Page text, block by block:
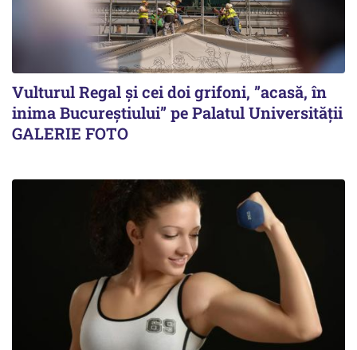
Vulturul Regal și cei doi grifoni, ”acasă, în
inima Bucureștiului” pe Palatul Universității
GALERIE FOTO